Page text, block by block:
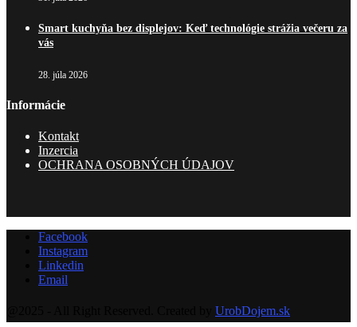
Smart kuchyňa bez displejov: Keď technológie strážia večeru za
vás
28. júla 2026
Informácie
Kontakt
Inzercia
OCHRANA OSOBNÝCH ÚDAJOV
Facebook
Instagram
Linkedin
Email
UrobDojem.sk